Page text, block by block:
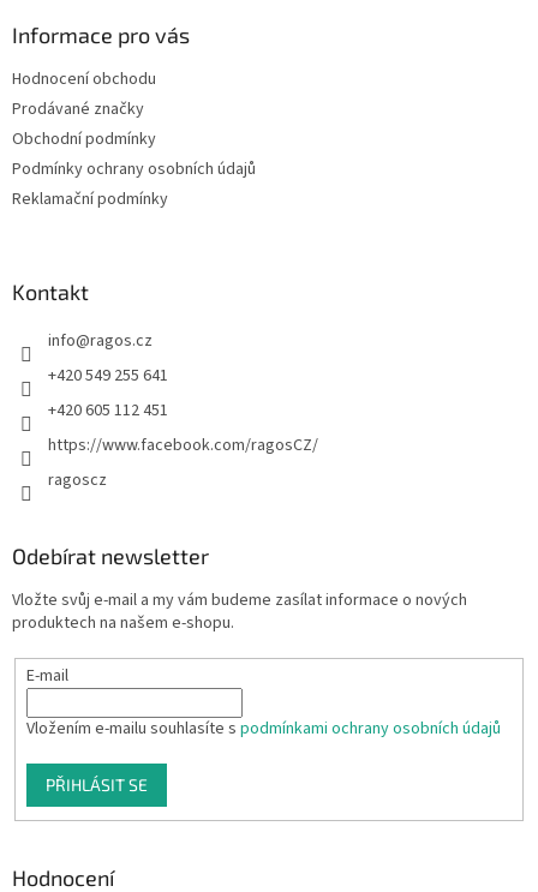
Informace pro vás
Hodnocení obchodu
Prodávané značky
Obchodní podmínky
Podmínky ochrany osobních údajů
Reklamační podmínky
Kontakt
info@ragos.cz
+420 549 255 641
+420 605 112 451
https://www.facebook.com/ragosCZ/
ragoscz
Odebírat newsletter
Vložte svůj e-mail a my vám budeme zasílat informace o nových
produktech na našem e-shopu.
E-mail
Vložením e-mailu souhlasíte s podmínkami ochrany osobních údajů
PŘIHLÁSIT SE
Hodnocení